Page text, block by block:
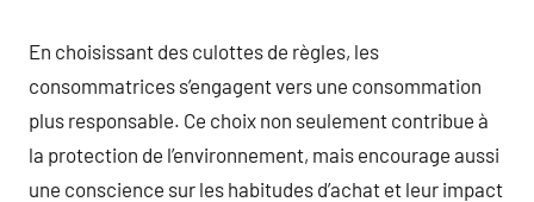
En choisissant des culottes de règles, les
consommatrices s’engagent vers une consommation
plus responsable. Ce choix non seulement contribue à
la protection de l’environnement, mais encourage aussi
une conscience sur les habitudes d’achat et leur impact